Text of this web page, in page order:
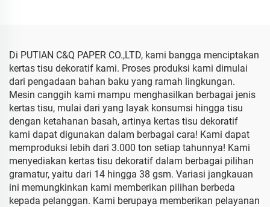
Di PUTIAN C&Q PAPER CO.,LTD, kami bangga menciptakan
kertas tisu dekoratif kami. Proses produksi kami dimulai
dari pengadaan bahan baku yang ramah lingkungan.
Mesin canggih kami mampu menghasilkan berbagai jenis
kertas tisu, mulai dari yang layak konsumsi hingga tisu
dengan ketahanan basah, artinya kertas tisu dekoratif
kami dapat digunakan dalam berbagai cara! Kami dapat
memproduksi lebih dari 3.000 ton setiap tahunnya! Kami
menyediakan kertas tisu dekoratif dalam berbagai pilihan
gramatur, yaitu dari 14 hingga 38 gsm. Variasi jangkauan
ini memungkinkan kami memberikan pilihan berbeda
kepada pelanggan. Kami berupaya memberikan pelayanan